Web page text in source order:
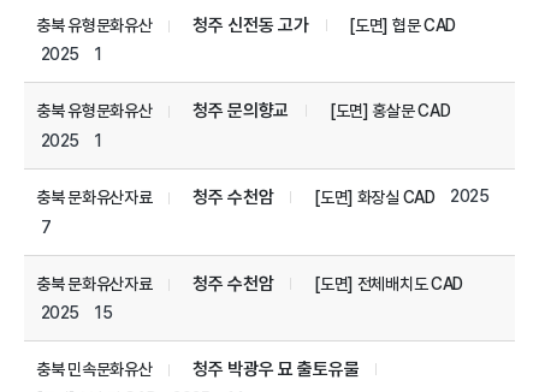
충북 유형문화유산 청주 신전동 고가
[도면] 협문 CAD
2025
1
충북 유형문화유산 청주 문의향교
[도면] 홍살문 CAD
2025
1
충북 문화유산자료 청주 수천암 [도면] 화장실 CAD
2025
7
충북 문화유산자료 청주 수천암
[도면] 전체배치도 CAD
2025
15
충북 민속문화유산 청주 박광우 묘 출토유물